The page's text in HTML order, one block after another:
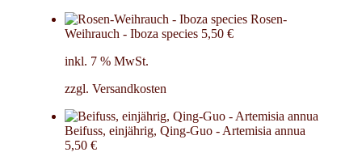
Rosen-
Weihrauch - Iboza species 5,50 €
inkl. 7 % MwSt.
zzgl. Versandkosten
Beifuss, einjährig, Qing-Guo - Artemisia annua
5,50 €